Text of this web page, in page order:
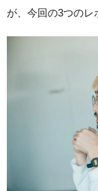
が、今回の3つのレ